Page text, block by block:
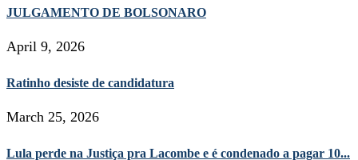
JULGAMENTO DE BOLSONARO
April 9, 2026
Ratinho desiste de candidatura
March 25, 2026
Lula perde na Justiça pra Lacombe e é condenado a pagar 10...